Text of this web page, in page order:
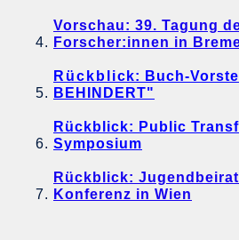
Vorschau: 39. Tagung
Forscher:innen in
Rückblick: Buch-
BEHINDERT"
Rückblick: Public
Symposium
Rückblick:
Konferenz in Wien